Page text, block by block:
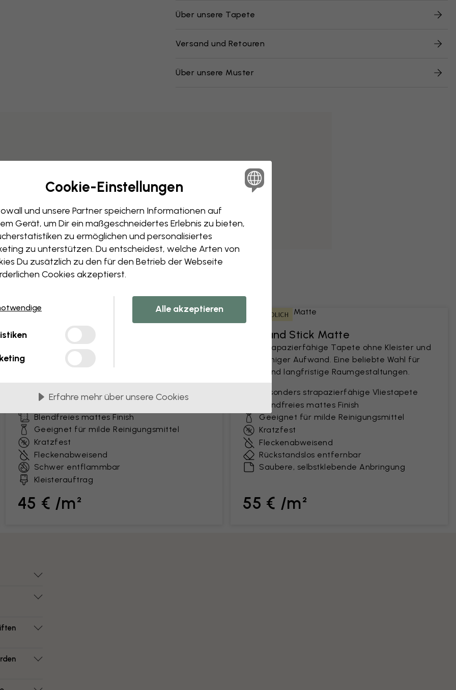
Über unsere Tapete
Versand und Retouren
Über unsere Muster
BELIEBTESTE
Premium Matte
Premium-Tapete mit einer pflegeleichten
Oberfläche, die dem Alltag standhält. Ideal für
Nutzung.
Besonders strapazierfähige Vliestapete
Blendfreies mattes Finish
Geeignet für milde Reinigungsmittel
Kratzfest
Fleckenabweisend
Schwer entflammbar
Kleisterauftrag
45 € /m²
MIETFREUNDLICH
Peel and Stick Matte
Eine strapazierfähige Tapete ohne Kleister und
mit weniger Aufwand. Eine beliebte Wahl für
kurz- und langfristige Raumgestaltungen.
Besonders strapazierfähige Vliestapete
Blendfreies mattes Finish
Geeignet für milde Reinigungsmittel
Kratzfest
Fleckenabweisend
Rückstandslos entfernbar
Saubere, selbstklebende Anbringung
55 € /m²
Cookie-Einstellungen
und unsere Partner speichern Informationen auf
Gerät, um Dir ein maßgeschneidertes Erlebnis zu bieten,
zu ermöglichen und personalisiertes
zu unterstützen. Du entscheidest, welche Arten von
Du zusätzlich zu den für den Betrieb der Webseite
Cookies akzeptierst.
Alle akzeptieren
Erfahre mehr über unsere Cookies